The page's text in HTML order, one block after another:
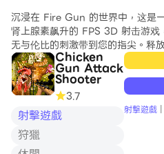
了嗎？
Stars), there are
many unique
power-ups that
aren't found in
classic tanks
(Battle Arena).
defeat 7 lords and
eliminate deadly sins
* Resist the attack of
devils, kill lords and obtain
powerful equipment
* Develop your pet – imp,
he will help you in battles
* Equip more powerful
weapons, build your
arsenal, handle the battle
沉浸在 Fire Gun 的世界中，这是
肾上腺素飙升的 FPS 3D 射击游戏
无与伦比的刺激带到您的指尖。释
端图形、动态游戏玩法和一系列旨在
您肾上腺素飙升的功能的强大力量
如何游戏
- 精准瞄准： 使用直观的操控进行精
瞄准，确保每发子弹都命中目标。
Chicken
Gun Attack
Shooter
3.7
射擊遊戲
狩獵
射擊遊戲 |